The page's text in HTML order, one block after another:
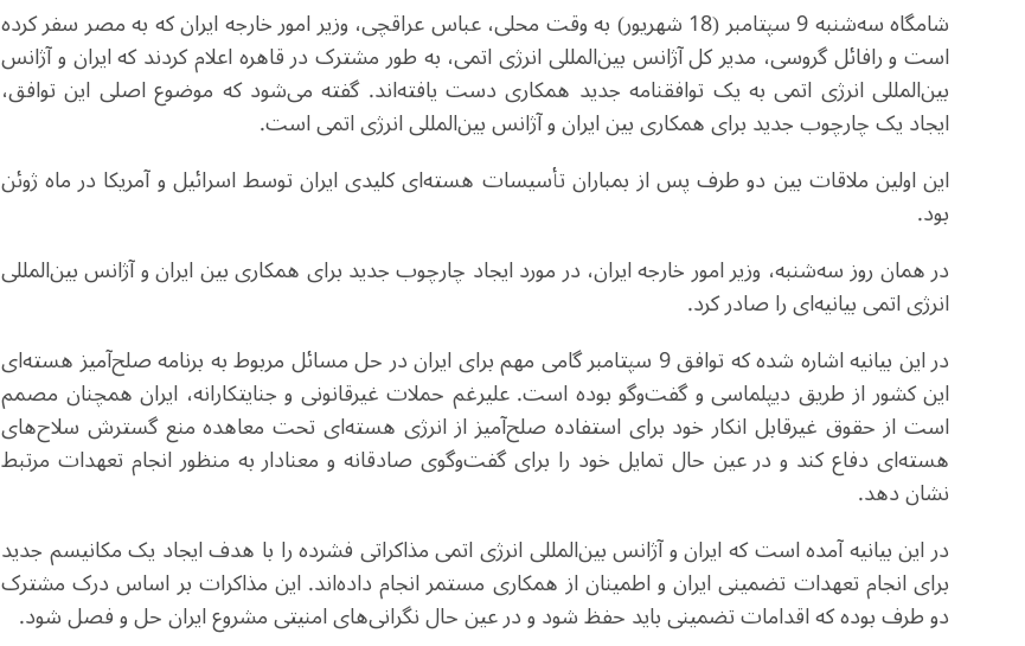
شامگاه سه‌شنبه 9 سپتامبر (18 شهریور) به وقت محلی، عباس عراقچی، وزیر امور خارجه ایران که به مصر سفر کرده
است و رافائل گروسی، مدیر کل آژانس بین‌المللی انرژی اتمی، به طور مشترک در قاهره اعلام کردند که ایران و آژانس
بین‌المللی انرژی اتمی به یک توافقنامه جدید همکاری دست یافته‌اند. گفته می‌شود که موضوع اصلی این توافق،
ایجاد یک چارچوب جدید برای همکاری بین ایران و آژانس بین‌المللی انرژی اتمی است.
این اولین ملاقات بین دو طرف پس از بمباران تأسیسات هسته‌ای کلیدی ایران توسط اسرائیل و آمریکا در ماه ژوئن
بود.
در همان روز سه‌شنبه، وزیر امور خارجه ایران، در مورد ایجاد چارچوب جدید برای همکاری بین ایران و آژانس بین‌المللی
انرژی اتمی بیانیه‌ای را صادر کرد.
در این بیانیه اشاره شده که توافق 9 سپتامبر گامی مهم برای ایران در حل مسائل مربوط به برنامه صلح‌آمیز هسته‌ای
این کشور از طریق دیپلماسی و گفت‌وگو بوده است. علیرغم حملات غیرقانونی و جنایتکارانه، ایران همچنان مصمم
است از حقوق غیرقابل انکار خود برای استفاده صلح‌آمیز از انرژی هسته‌ای تحت معاهده منع گسترش سلاح‌های
هسته‌ای دفاع کند و در عین حال تمایل خود را برای گفت‌وگوی صادقانه و معنادار به منظور انجام تعهدات مرتبط
نشان دهد.
در این بیانیه آمده است که ایران و آژانس بین‌المللی انرژی اتمی مذاکراتی فشرده‌ را با هدف ایجاد یک مکانیسم جدید
برای انجام تعهدات تضمینی ایران و اطمینان از همکاری مستمر انجام داده‌اند. این مذاکرات بر اساس درک مشترک
دو طرف بوده که اقدامات تضمینی باید حفظ شود و در عین حال نگرانی‌های امنیتی مشروع ایران حل و فصل شود.